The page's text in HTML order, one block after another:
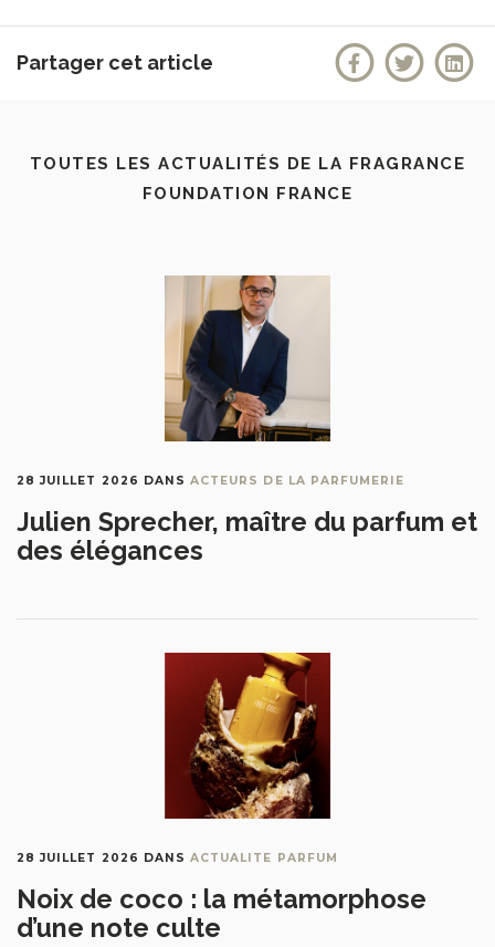
Partager cet article
TOUTES LES ACTUALITÉS DE LA FRAGRANCE
FOUNDATION FRANCE
28 JUILLET 2026 DANSACTEURS DE LA PARFUMERIE
Julien Sprecher, maître du parfum et
des élégances
28 JUILLET 2026 DANSACTUALITE PARFUM
Noix de coco : la métamorphose
d’une note culte